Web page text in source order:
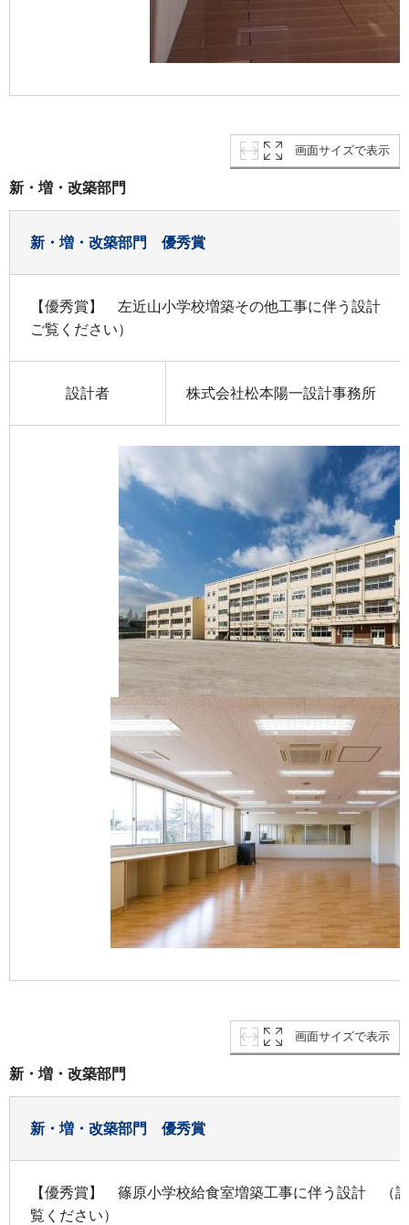
画面サイズで表示
新・増・改築部門
新・増・改築部門 優秀賞
【優秀賞】 左近山小学校増築その他工事に伴う設計
ご覧ください）
設計者 株式会社松本陽一設計事務所
画面サイズで表示
新・増・改築部門
新・増・改築部門 優秀賞
【優秀賞】 篠原小学校給食室増築工事に伴う設計 （
覧ください）